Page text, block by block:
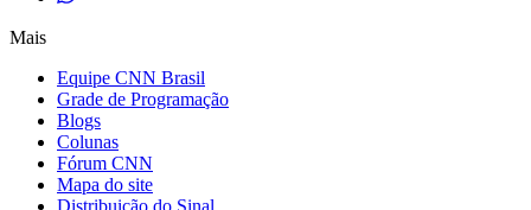
Mais
Equipe CNN Brasil
Grade de Programação
Blogs
Colunas
Fórum CNN
Mapa do site
Distribuição do Sinal